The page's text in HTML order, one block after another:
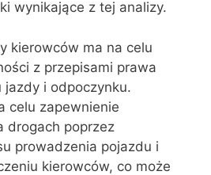
wynikające z tej analizy.
kierowców ma na celu
z przepisami prawa
jazdy i odpoczynku.
celu zapewnienie
drogach poprzez
prowadzenia pojazdu i
kierowców, co może